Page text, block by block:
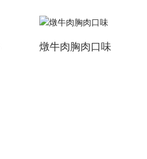
燉牛肉胸肉口味